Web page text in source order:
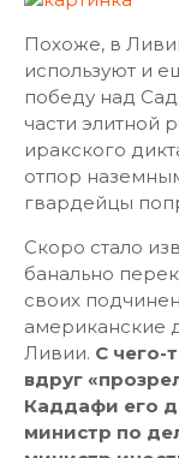
Похоже, в
используют и
победу над
части элитной
иракского
отпор
гвардейцы
Скоро стало
банально
своих
американские
Ливии. С чего-
вдруг
Каддафи его
министр по